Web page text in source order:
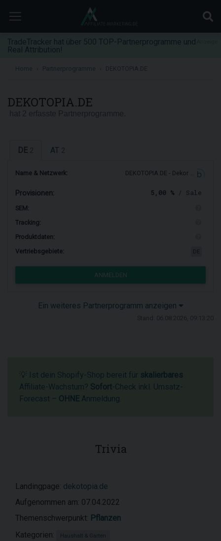
TradeTracker hat über 500 TOP-Partnerprogramme und
Real Attribution!
Home Partnerprogramme
DEKOTOPIA.DE
DE AT
Name & Netzwerk: DEKOTOPIA.DE - Dekor …
Provisionen: 5,00 % / Sale
SEM:
Tracking:
Produktdaten:
Vertriebsgebiete:
ANMELDEN
Ein weiteres Partnerprogramm anzeigen
💡 Ist dein Shopify-Shop bereit für skalierbares
Affiliate-Wachstum? Sofort-Check inkl. Umsatz-
Forecast – OHNE Anmeldung.
Trivia
Landingpage: dekotopia.de
Aufgenommen am: 07.04.2022
Themenschwerpunkt: Pflanzen
Kategorien:
Haushalt & Garten